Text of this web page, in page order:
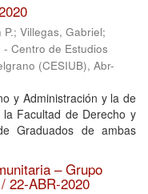
; Villegas, Gabriel;
Centro de Estudios
(CESIUB), Abr-
y Administración y la de
Facultad de Derecho y
Graduados de ambas
– Grupo
22-ABR-2020